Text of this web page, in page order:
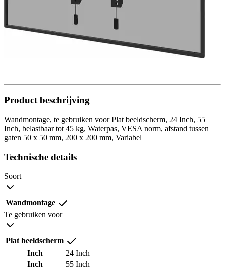
Product beschrijving
Wandmontage, te gebruiken voor Plat beeldscherm, 24 Inch, 55
Inch, belastbaar tot 45 kg, Waterpas, VESA norm, afstand tussen
gaten 50 x 50 mm, 200 x 200 mm, Variabel
Technische details
Soort
Wandmontage
Te gebruiken voor
Plat beeldscherm
Inch
24 Inch
Inch
55 Inch